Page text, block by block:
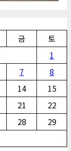
금
토
1
7
8
14
15
21
22
28
29